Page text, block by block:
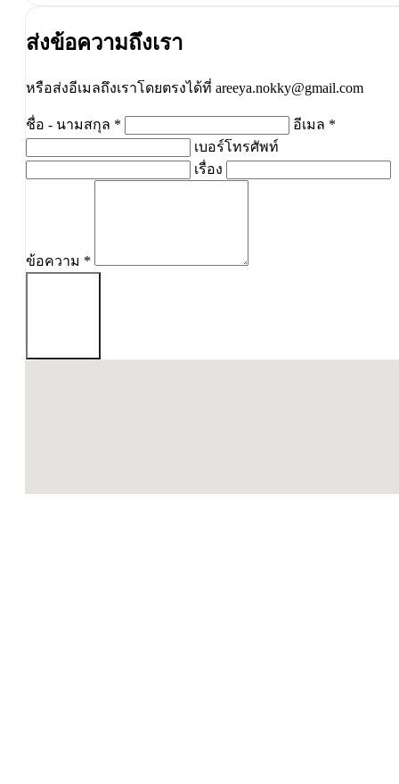
ส่งข้อความถึงเรา
หรือส่งอีเมลถึงเราโดยตรงได้ที่ areeya.nokky@gmail.com
ชื่อ - นามสกุล * อีเมล *
เบอร์โทรศัพท์
เรื่อง
ข้อความ *